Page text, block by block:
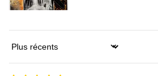
Sort by